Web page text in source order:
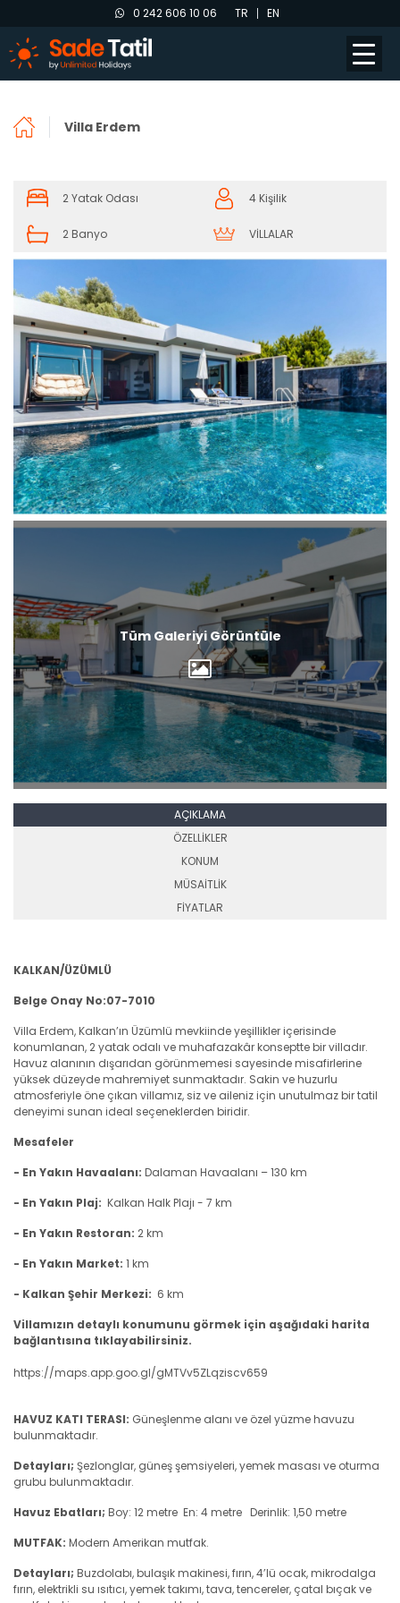
0 242 606 10 06 TR EN
Villa Erdem
2 Yatak Odası 4 Kişilik
2 Banyo VİLLALAR
Tüm Galeriyi Görüntüle
AÇIKLAMA
ÖZELLİKLER
KONUM
MÜSAİTLİK
FİYATLAR
KALKAN/ÜZÜMLÜ
Belge Onay No:07-7010
Villa Erdem, Kalkan’ın Üzümlü mevkiinde yeşillikler içerisinde
konumlanan, 2 yatak odalı ve muhafazakâr konseptte bir villadır.
Havuz alanının dışarıdan görünmemesi sayesinde misafirlerine
yüksek düzeyde mahremiyet sunmaktadır. Sakin ve huzurlu
atmosferiyle öne çıkan villamız, siz ve aileniz için unutulmaz bir tatil
deneyimi sunan ideal seçeneklerden biridir.
Mesafeler
- En Yakın Havaalanı: Dalaman Havaalanı – 130 km
- En Yakın Plaj: Kalkan HalkPlajı - 7 km
- En Yakın Restoran: 2 km
- En Yakın Market: 1 km
- Kalkan Şehir Merkezi: 6 km
Villamızın detaylı konumunu görmek için aşağıdaki harita
bağlantısına tıklayabilirsiniz.
https://maps.app.goo.gl/gMTVv5ZLqziscv659
HAVUZ KATI TERASI: Güneşlenme alanı ve özel yüzme havuzu
bulunmaktadır.
Detayları; Şezlonglar, güneş şemsiyeleri, yemek masası ve oturma
grubu bulunmaktadır.
Havuz Ebatları; Boy: 12 metre En: 4 metre Derinlik: 1,50 metre
MUTFAK: Modern Amerikan mutfak.
Detayları; Buzdolabı, bulaşık makinesi, fırın, 4’lü ocak, mikrodalga
fırın, elektrikli su ısıtıcı, yemek takımı, tava, tencereler, çatal bıçak ve